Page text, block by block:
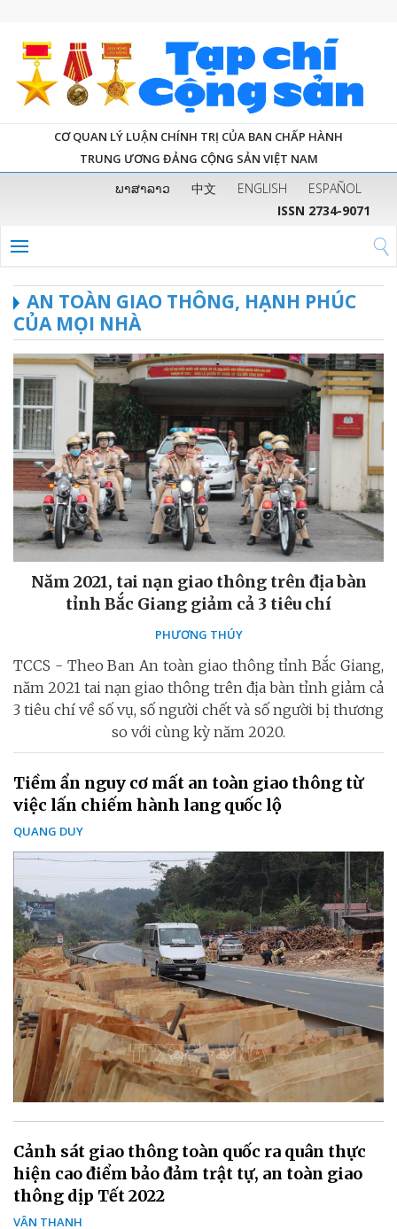
CƠ QUAN LÝ LUẬN CHÍNH TRỊ CỦA BAN CHẤP HÀNH
TRUNG ƯƠNG ĐẢNG CỘNG SẢN VIỆT NAM
ພາສາລາວ 中文 ENGLISH
ESPAÑOL
ISSN 2734-9071
AN TOÀN GIAO THÔNG, HẠNH PHÚC
CỦA MỌI NHÀ
Năm 2021, tai nạn giao thông trên địa bàn
tỉnh Bắc Giang giảm cả 3 tiêu chí
PHƯƠNG THÚY
TCCS - Theo Ban An toàn giao thông tỉnh Bắc Giang,
năm 2021 tai nạn giao thông trên địa bàn tỉnh giảm cả
3 tiêu chí về số vụ, số người chết và số người bị thương
so với cùng kỳ năm 2020.
Tiềm ẩn nguy cơ mất an toàn giao thông từ
việc lấn chiếm hành lang quốc lộ
QUANG DUY
Cảnh sát giao thông toàn quốc ra quân thực
hiện cao điểm bảo đảm trật tự, an toàn giao
thông dịp Tết 2022
VÂN THANH